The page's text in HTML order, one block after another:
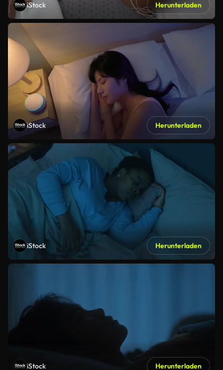
iStock Herunterladen
iStock Herunterladen
iStock Herunterladen
iStock Herunterladen